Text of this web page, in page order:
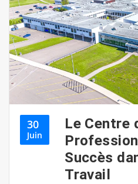
30
Juin
Le Centre
Succès
Travail